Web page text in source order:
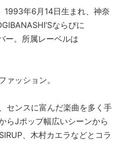
1993年6月14日生まれ、神奈
ならびに
ー。所属レーベルは
ァッション。
センスに富んだ楽曲を多く手
らJポップ幅広いシーンから
、木村カエラなどとコラ